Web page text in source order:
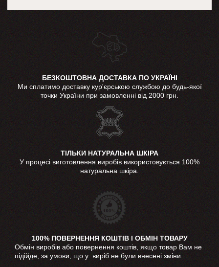
БЕЗКОШТОВНА ДОСТАВКА ПО УКРАЇНІ
Ми сплатимо доставку кур'єрською службою до будь-якої
точки України при замовленні від 2000 грн.
ТІЛЬКИ НАТУРАЛЬНА ШКІРА
У процесі виготовлення виробів використовується 100%
натуральна шкіра.
100% ПОВЕРНЕННЯ КОШТІВ І ОБМІН ТОВАРУ
Обмін виробів або повернення коштів, якщо товар Вам не
підійде, за умови, що у виріб не були внесені зміни.